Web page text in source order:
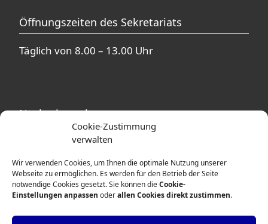
Cookie-Zustimmung
verwalten
Wir verwenden Cookies, um Ihnen die optimale Nutzung unserer
Webseite zu ermöglichen. Es werden für den Betrieb der Seite
notwendige Cookies gesetzt. Sie können dieCookie-
Einstellungen anpassen oderallen Cookies direkt zustimmen.
Öffnungszeiten des Sekretariats
Täglich von 8.00 – 13.00 Uhr
Nachmittagsbetreuung
In unmittelbarer Nähe zur Theodor-Heuss-
Schule befinden sich mehrere
Betreuungsangebote. Ausführliche
Informationen erhalten Sie von den
Betreuerinnen und Betreuern der
entsprechenden Einrichtungen.